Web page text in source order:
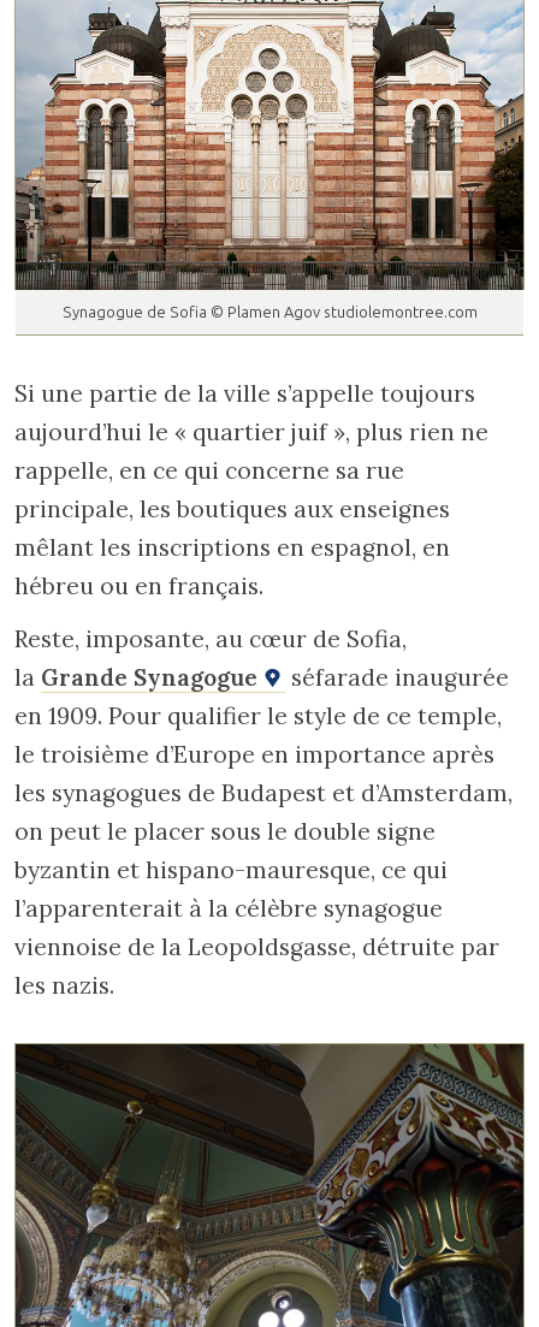
Synagogue de Sofia © Plamen Agov studiolemontree.com
Si une partie de la ville s’appelle toujours
aujourd’hui le « quartier juif », plus rien ne
rappelle, en ce qui concerne sa rue
principale, les boutiques aux enseignes
mêlant les inscriptions en espagnol, en
hébreu ou en français.
Reste, imposante, au cœur de Sofia,
la Grande Synagogue
séfarade inaugurée
en 1909. Pour qualifier le style de ce temple,
le troisième d’Europe en importance après
les synagogues de Budapest et d’Amsterdam,
on peut le placer sous le double signe
byzantin et hispano-mauresque, ce qui
l’apparenterait à la célèbre synagogue
viennoise de la Leopoldsgasse, détruite par
les nazis.